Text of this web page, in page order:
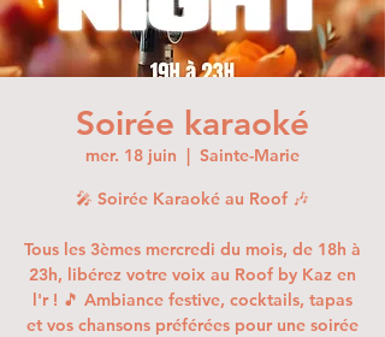
Soirée karaoké
mer. 18 juin
  |
Sainte-Marie
🎤 Soirée Karaoké au Roof 🎶
Tous les 3èmes mercredi du mois, de 18h à
23h, libérez votre voix au Roof by Kaz en
l'r ! 🎵 Ambiance festive, cocktails, tapas
et vos chansons préférées pour une soirée